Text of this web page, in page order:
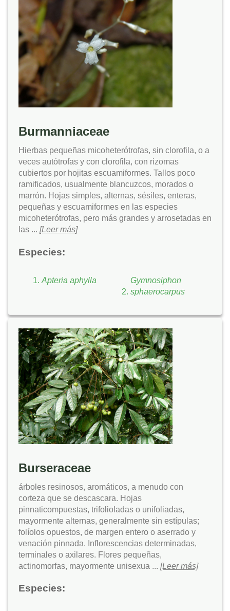
Burmanniaceae
Hierbas pequeñas micoheterótrofas, sin clorofila, o a
veces autótrofas y con clorofila, con rizomas
cubiertos por hojitas escuamiformes. Tallos poco
ramificados, usualmente blancuzcos, morados o
marrón. Hojas simples, alternas, sésiles, enteras,
pequeñas y escuamiformes en las especies
micoheterótrofas, pero más grandes y arrosetadas en
las ... [Leer más]
Especies:
Apteria aphylla
Gymnosiphon
sphaerocarpus
Burseraceae
árboles resinosos, aromáticos, a menudo con
corteza que se descascara. Hojas
pinnaticompuestas, trifolioladas o unifoliadas,
mayormente alternas, generalmente sin estípulas;
folíolos opuestos, de margen entero o aserrado y
venación pinnada. Inflorescencias determinadas,
terminales o axilares. Flores pequeñas,
actinomorfas, mayormente unisexua ... [Leer más]
Especies: